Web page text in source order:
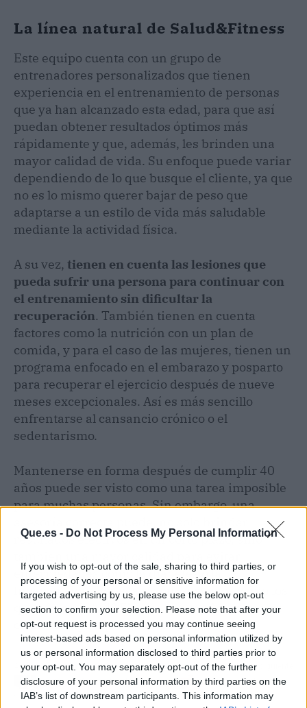
Que.es - Do Not Process My Personal Information
If you wish to opt-out of the sale, sharing to third parties, or
processing of your personal or sensitive information for
targeted advertising by us, please use the below opt-out
section to confirm your selection. Please note that after your
opt-out request is processed you may continue seeing
interest-based ads based on personal information utilized by
us or personal information disclosed to third parties prior to
your opt-out. You may separately opt-out of the further
disclosure of your personal information by third parties on the
IAB’s list of downstream participants. This information may
La línea natural de Salud&Fitness
Este equipo cuenta con un grupo de
entrenadores personalizados que tienen
experiencia en el entrenamiento de personas
que ya han alcanzado esta edad, para que así
puedan obtener resultados óptimos más
rápidamente y que, además, les brinden una
mayor calidad de vida. Su enfoque puede variar
dependiendo de lo que busque el cliente, ya que
no es lo mismo querer bajar de peso que
adaptarse a un estilo de vida más saludable
mediante la actividad física.
A su vez, tienen en cuenta las lesiones que
pueda sufrir una persona para continuar con
el entrenamiento sin dificultar la
recuperación. También tienen en cuenta
factores como la nutrición con un plan de
comida, y para el caso de las mujeres, tienen un
programa enfocado en el embarazo y posparto
para recuperar el ejercicio después de nueve
meses excepcionales. Así es más sencillo
enfrentarse al cansancio crónico o el
sedentarismo.
Mantenerse en forma después de cumplir 40
años puede ser visto como una tarea imposible
para muchas personas. Sin embargo, una
resultados efectivos en un corto plazo, sino
enfermedades como la diabetes o la
hipertensión. Por esa razón, servicios como los
que ofrece Salud&Fitness son tan importantes
en los tiempos que corren.
Artículo anterior
Los profesionales de
Realtyplus llevan a cabo
Artículo siguiente
La innovación lanzada
por un grupo de